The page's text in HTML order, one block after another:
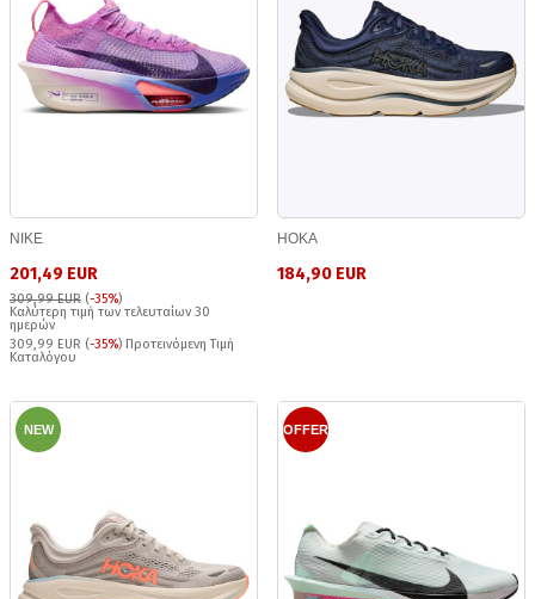
NIKE
201,49 EUR
309,99 EUR (-35%)
Καλύτερη τιμή των τελευταίων 30
ημερών
309,99 EUR (-35%) Προτεινόμενη Τιμή
Καταλόγου
HOKA
184,90 EUR
NEW OFFER